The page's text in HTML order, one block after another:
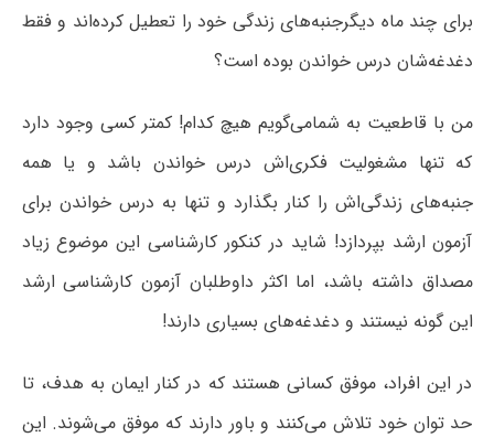
برای چند ماه دیگرجنبه‌های زندگی خود را تعطیل کرده‌اند و فقط
دغدغه‌شان درس خواندن بوده است؟
من با قاطعیت به شمامی‌گویم هیچ‌ کدام! کمتر کسی وجود دارد
که تنها مشغولیت فکری‌اش درس خواندن باشد و یا همه
جنبه‌های زندگی‌اش را کنار بگذارد و تنها به درس خواندن برای
آزمون ارشد بپردازد! شاید در کنکور کارشناسی این موضوع زیاد
مصداق داشته باشد، اما اکثر داوطلبان آزمون کارشناسی ارشد
این گونه نیستند و دغدغه‌های بسیاری دارند!
در این افراد، موفق کسانی هستند که در کنار ایمان به هدف، تا
حد توان خود تلاش می‌کنند و باور دارند که موفق می‌شوند. این